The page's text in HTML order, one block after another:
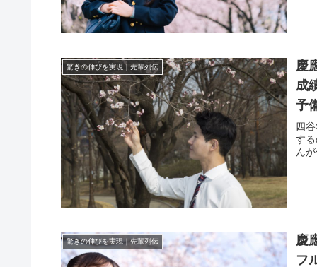
驚きの伸びを実現｜先輩列伝
慶
成
予
四
す
ん
驚きの伸びを実現｜先輩列伝
慶
フ